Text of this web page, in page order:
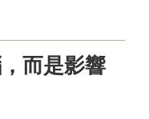
而是影響